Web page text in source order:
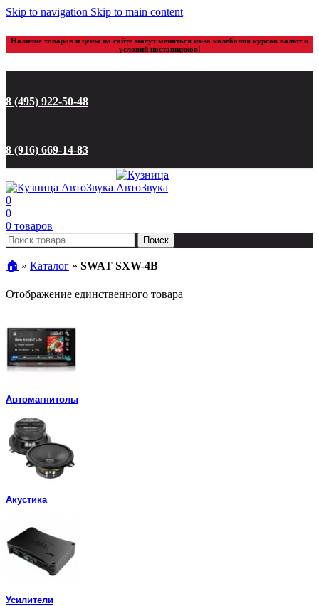
Skip to navigation Skip to main content
Наличие товаров и цены на сайте могут меняться из-за колебания курсов валют и
условий поставщиков!
8 (495) 922-50-48
8 (916) 669-14-83
0
0
0 товаров
Поиск
🏠︎ » Каталог » SWAT SXW-4B
Отображение единственного товара
Автомагнитолы
Акустика
Усилители